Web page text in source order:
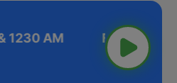
1230 AM